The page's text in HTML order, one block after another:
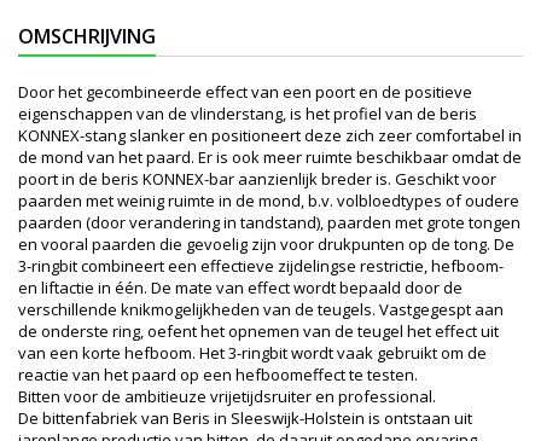
OMSCHRIJVING
Door het gecombineerde effect van een poort en de positieve
eigenschappen van de vlinderstang, is het profiel van de beris
KONNEX-stang slanker en positioneert deze zich zeer comfortabel in
de mond van het paard. Er is ook meer ruimte beschikbaar omdat de
poort in de beris KONNEX-bar aanzienlijk breder is. Geschikt voor
paarden met weinig ruimte in de mond, b.v. volbloedtypes of oudere
paarden (door verandering in tandstand), paarden met grote tongen
en vooral paarden die gevoelig zijn voor drukpunten op de tong. De
3-ringbit combineert een effectieve zijdelingse restrictie, hefboom-
en liftactie in één. De mate van effect wordt bepaald door de
verschillende knikmogelijkheden van de teugels. Vastgegespt aan
de onderste ring, oefent het opnemen van de teugel het effect uit
van een korte hefboom. Het 3-ringbit wordt vaak gebruikt om de
reactie van het paard op een hefboomeffect te testen.
Bitten voor de ambitieuze vrijetijdsruiter en professional.
De bittenfabriek van Beris in Sleeswijk-Holstein is ontstaan ​​uit